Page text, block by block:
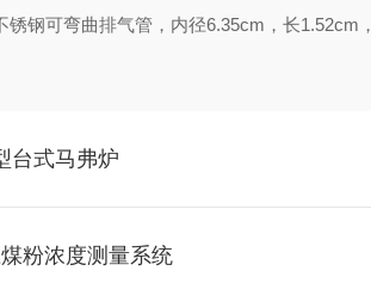
锈钢可弯曲排气管，内径6.35cm，长1.52cm
台式马弗炉
粉浓度测量系统